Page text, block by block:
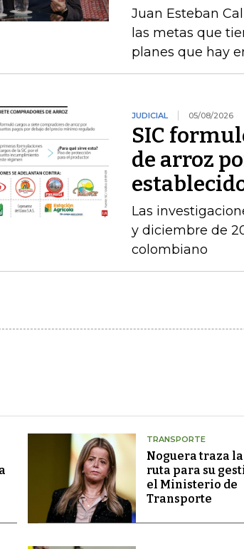
Juan Esteban
las metas que
planes que hay
JUDICIAL 05/08/2026
SIC
de arroz
Las
y diciembre de
colombiano
TRANSPORTE
Noguera traza
ruta para su
el Ministerio de
Transporte